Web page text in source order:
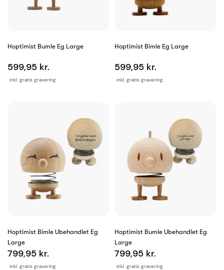
Hoptimist Bumle Eg Large
inkl. gratis gravering
599,95 kr.
Hoptimist Bimle Eg Large
inkl. gratis gravering
599,95 kr.
Hoptimist Bimle Ubehandlet Eg
Large
inkl. gratis gravering
799,95 kr.
Hoptimist Bumle Ubehandlet Eg
Large
inkl. gratis gravering
799,95 kr.